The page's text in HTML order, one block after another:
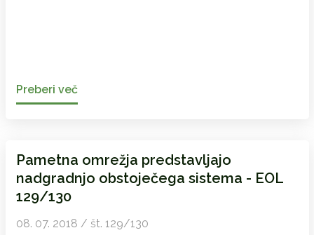
Preberi več
Pametna omrežja predstavljajo
nadgradnjo obstoječega sistema - EOL
129/130
08. 07. 2018 / št. 129/130